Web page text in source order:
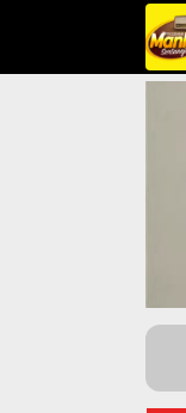
MANHÃ SERTANEJA
do Mato (Clipe